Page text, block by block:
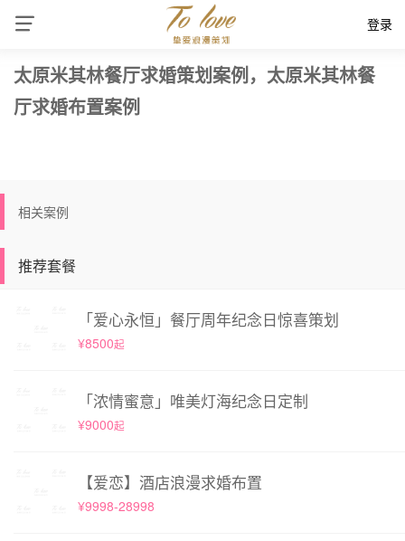
登录
太原米其林餐厅求婚策划案例，太原米其林餐
厅求婚布置案例
相关案例
推荐套餐
「爱心永恒」餐厅周年纪念日惊喜策划
¥8500起
「浓情蜜意」唯美灯海纪念日定制
¥9000起
【爱恋】酒店浪漫求婚布置
¥9998-28998